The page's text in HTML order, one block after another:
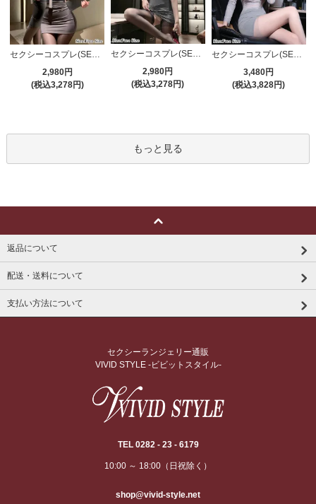
セクシーコスプレ(SEXYCOSPLAY) 4421
2,980円
(税込3,278円)
セクシーコスプレ(SEXYCOSPLAY) 4191
2,980円
(税込3,278円)
セクシーコスプレ(SEXYCOSPLAY) 4173
3,480円
(税込3,828円)
もっと見る
返品について
配送・送料について
支払い方法について
セクシーランジェリー通販
VIVID STYLE -ビビットスタイル-
TEL 0282 - 23 - 6179
10:00 ～ 18:00（日祝除く）
shop@vivid-style.net